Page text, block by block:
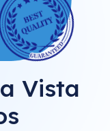
Vista